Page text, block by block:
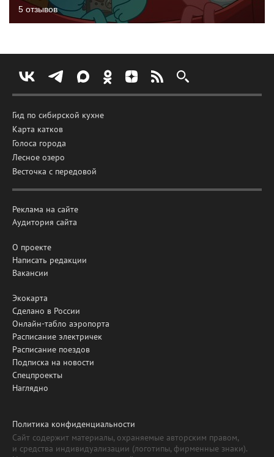
5 отзывов
Гид по сибирской кухне
Карта катков
Голоса города
Лесное озеро
Весточка с передовой
Реклама на сайте
Аудитория сайта
О проекте
Написать редакции
Вакансии
Экокарта
Сделано в России
Онлайн-табло аэропорта
Расписание электричек
Расписание поездов
Подписка на новости
Спецпроекты
Наглядно
Политика конфиденциальности
Сайт содержит материалы, охраняемые авторским правом,
и средства индивидуализации (логотипы, фирменные знаки).